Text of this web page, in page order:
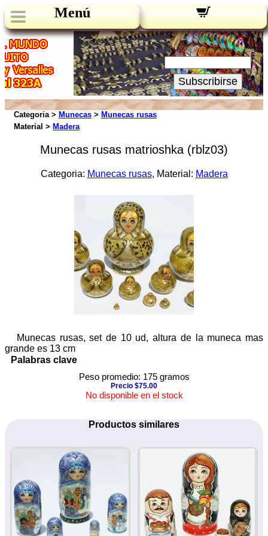
Menú
Novedades:
Su Email:
Subscribirse
Categoria > Munecas > Munecas rusas
Material > Madera
Munecas rusas matrioshka (rblz03)
Categoria: Munecas rusas, Material: Madera
Munecas rusas, set de 10 ud, altura de la muneca mas
grande es 13 cm
Palabras clave
Peso promedio: 175 gramos
Precio $75.00
No disponible en el stock
Productos similares